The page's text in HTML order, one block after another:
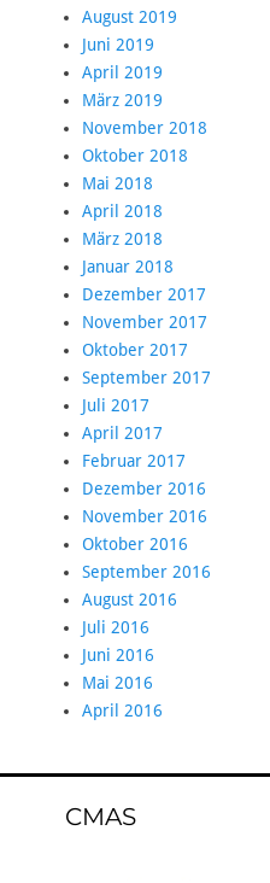
August 2019
Juni 2019
April 2019
März 2019
November 2018
Oktober 2018
Mai 2018
April 2018
März 2018
Januar 2018
Dezember 2017
November 2017
Oktober 2017
September 2017
Juli 2017
April 2017
Februar 2017
Dezember 2016
November 2016
Oktober 2016
September 2016
August 2016
Juli 2016
Juni 2016
Mai 2016
April 2016
CMAS